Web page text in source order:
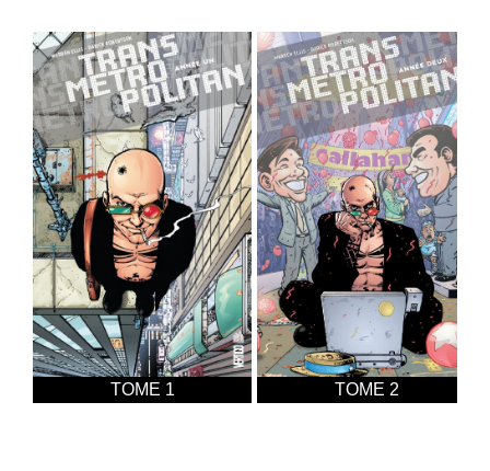
TOME 1 TOME 2